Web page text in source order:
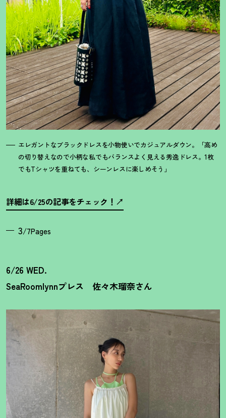
エレガントなブラックドレスを小物使いでカジュアルダウン。「高め
の切り替えなので小柄な私でもバランスよく見える秀逸ドレス。1枚
でもTシャツを重ねても、シーンレスに楽しめそう」
詳細は6/25の記事をチェック ！
3/7Pages
6/26 WED.
SeaRoomlynnプレス 佐々木瑠奈さん